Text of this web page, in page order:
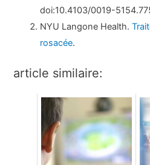
doi:10.4103/0019-
NYU Langone Health.
rosacée.
article similaire: